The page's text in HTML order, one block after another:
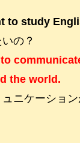
to study
の？
the world.
ニケーショ